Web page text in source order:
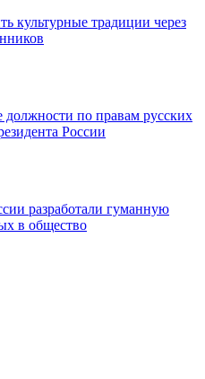
культурные традиции через
по правам русских
России
разработали гуманную
в общество